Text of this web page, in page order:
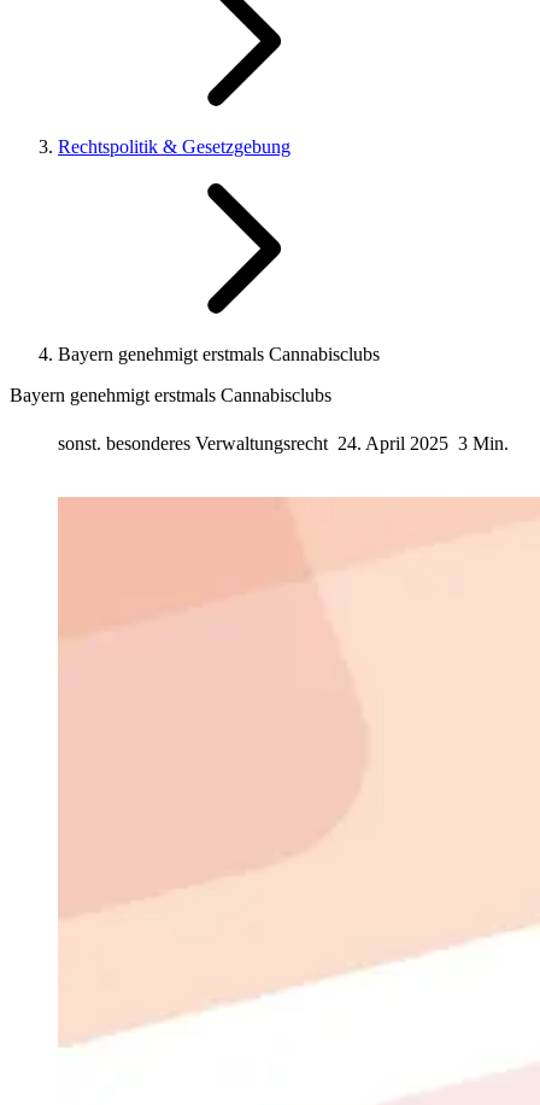
Rechtspolitik & Gesetzgebung
Bayern genehmigt erstmals Cannabisclubs
Bayern genehmigt erstmals Cannabisclubs
sonst. besonderes Verwaltungsrecht 24. April 2025 3 Min.